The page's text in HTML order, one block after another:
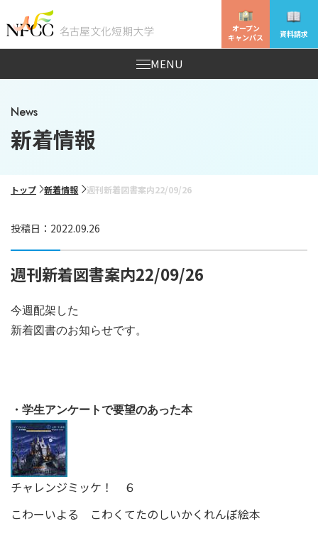
オープン
キャンパス
資料請求
MENU
News
新着情報
トップ 新着情報 週刊新着図書案内22/09/26
投稿日：2022.09.26
週刊新着図書案内22/09/26
今週配架した
・学生アンケートで要望のあった本
チャレンジミッケ！ ６
こわーいよる こわくてたのしいかくれんぼ絵本